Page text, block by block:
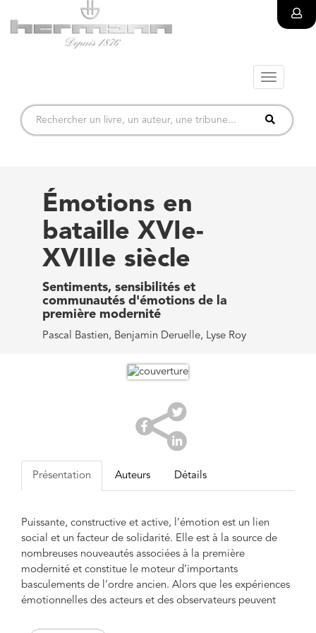
Toggle
Émotions en
bataille XVIe-
XVIIIe siècle
Sentiments, sensibilités et
communautés d'émotions de la
première modernité
Pascal Bastien, Benjamin Deruelle, Lyse Roy
Présentation Auteurs Détails
Puissante, constructive et active, l’émotion est un lien
social et un facteur de solidarité. Elle est à la source de
nombreuses nouveautés associées à la première
modernité et constitue le moteur d’importants
basculements de l’ordre ancien. Alors que les expériences
émotionnelles des acteurs et des observateurs peuvent